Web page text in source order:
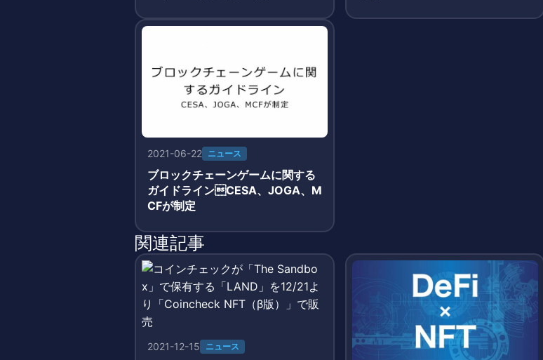
2021-06-22 ニュース
ブロックチェーンゲームに関する
ガイドラインCESA、JOGA、M
CFが制定
関連記事
2021-12-15 ニュース